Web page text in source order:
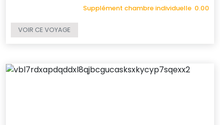
Les réserves naturelles et les florissantes plantations de
Periyar et une rencontre exclusive avec les éléphants
Supplément chambre individuelle 0.00
VOIR CE VOYAGE